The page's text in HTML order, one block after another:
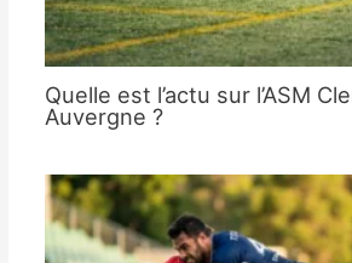
Quelle est l’actu sur l’ASM
Auvergne ?